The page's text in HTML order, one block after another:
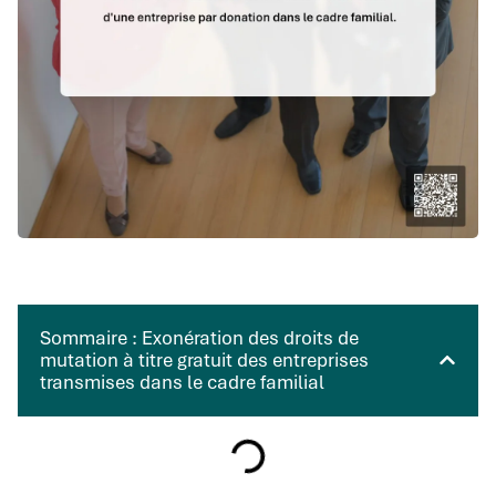
Sommaire : Exonération des droits de
mutation à titre gratuit des entreprises
transmises dans le cadre familial